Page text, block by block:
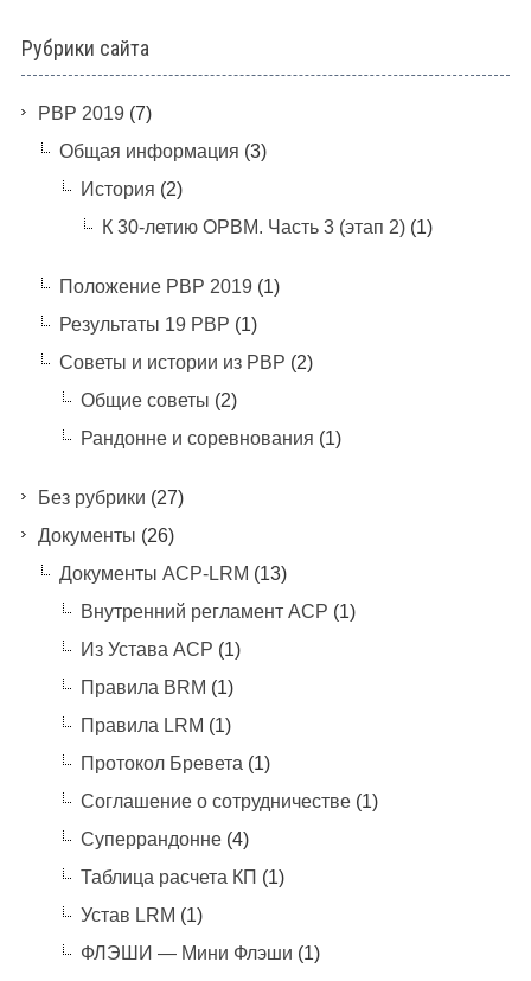
Рубрики сайта
PBP 2019 (7)
Общая информация (3)
История (2)
К 30-летию ОРВМ. Часть 3 (этап 2)(1)
Положение РВР 2019 (1)
Результаты 19 РВР (1)
Советы и истории из РВР (2)
Общие советы (2)
Рандонне и соревнования (1)
Без рубрики (27)
Документы (26)
Документы ACP-LRM (13)
Внутренний регламент АСР (1)
Из Устава АСР (1)
Правила BRM (1)
Правила LRM (1)
Протокол Бревета (1)
Соглашение о сотрудничестве(1)
Суперрандонне(4)
Таблица расчета КП (1)
Устав LRM (1)
ФЛЭШИ — Мини Флэши (1)